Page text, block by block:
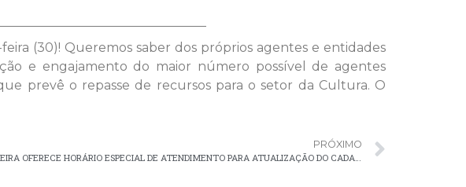
(30)! Queremos saber dos próprios agentes e entidades
e engajamento do maior número possível de agentes
prevê o repasse de recursos para o setor da Cultura. O
PRÓXIMO
CRAS DE PALMEIRA OFERECE HORÁRIO ESPECIAL DE ATENDIMENTO PARA ATUALIZAÇÃO DO CADASTRO ÚNICO